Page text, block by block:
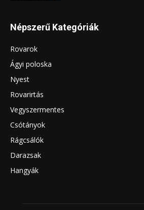
Népszerű Kategóriák
Rovarok
Ágyi poloska
Nyest
Rovarirtás
Vegyszermentes
Csótányok
Rágcsálók
Darazsak
Hangyák